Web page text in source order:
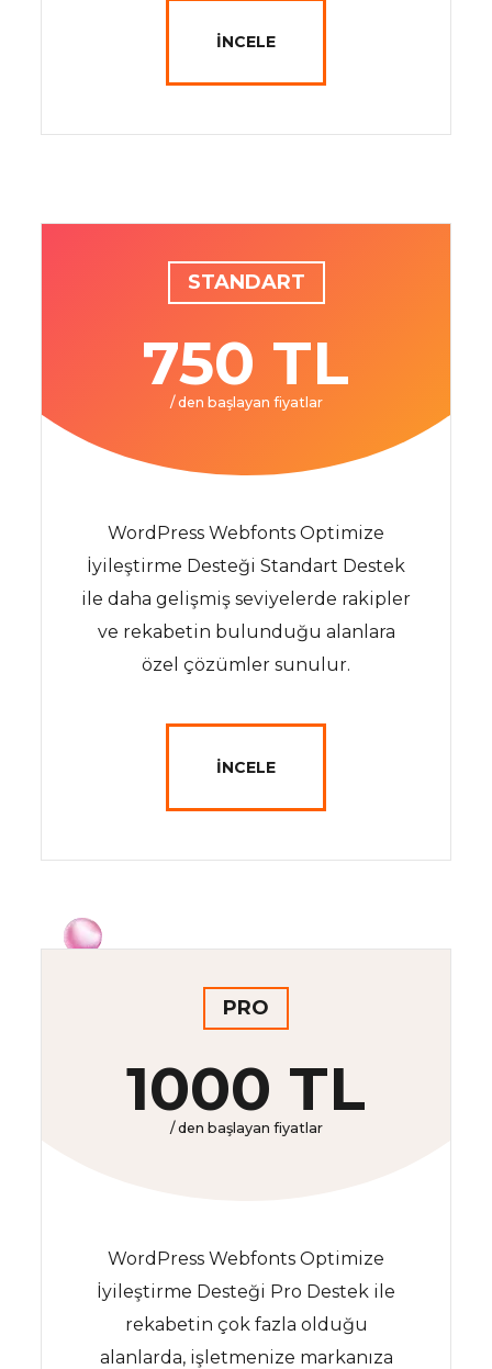
İNCELE
STANDART
750 TL
/ den başlayan fiyatlar
WordPress Webfonts Optimize
İyileştirme Desteği Standart Destek
ile daha gelişmiş seviyelerde rakipler
ve rekabetin bulunduğu alanlara
özel çözümler sunulur.
İNCELE
PRO
1000 TL
/ den başlayan fiyatlar
WordPress Webfonts Optimize
İyileştirme Desteği Pro Destek ile
rekabetin çok fazla olduğu
alanlarda, işletmenize markanıza